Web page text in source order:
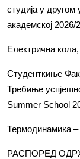
студија у
академској 2026/
Електрична
Студенткиње
Требиње
Summer School
Термодинамика –
РАСПОРЕД